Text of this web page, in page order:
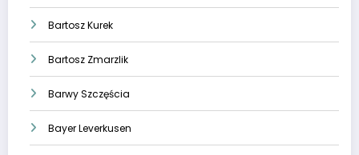
Bartosz Kurek
Bartosz Zmarzlik
Barwy Szczęścia
Bayer Leverkusen